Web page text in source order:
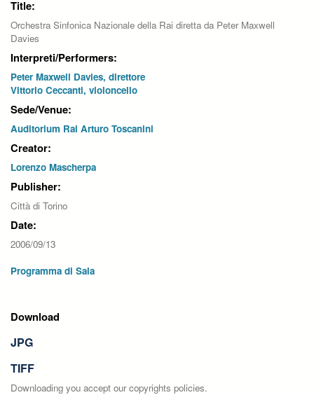
Title:
Orchestra Sinfonica Nazionale della Rai diretta da Peter Maxwell
Davies
Interpreti/Performers:
Peter Maxwell Davies, direttore
Vittorio Ceccanti, violoncello
Sede/Venue:
Auditorium Rai Arturo Toscanini
Creator:
Lorenzo Mascherpa
Publisher:
Città di Torino
Date:
2006/09/13
Programma di Sala
Download
JPG
TIFF
Downloading you accept our copyrights policies.